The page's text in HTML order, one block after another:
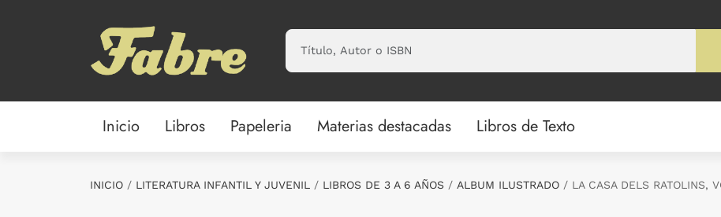
Inicio Libros Papeleria Materias destacadas Libros de Texto
INICIO LITERATURA INFANTIL Y JUVENIL LIBROS DE 3 A 6 AÑOS ALBUM ILUSTRADO LA CASA DELS RATOLINS,